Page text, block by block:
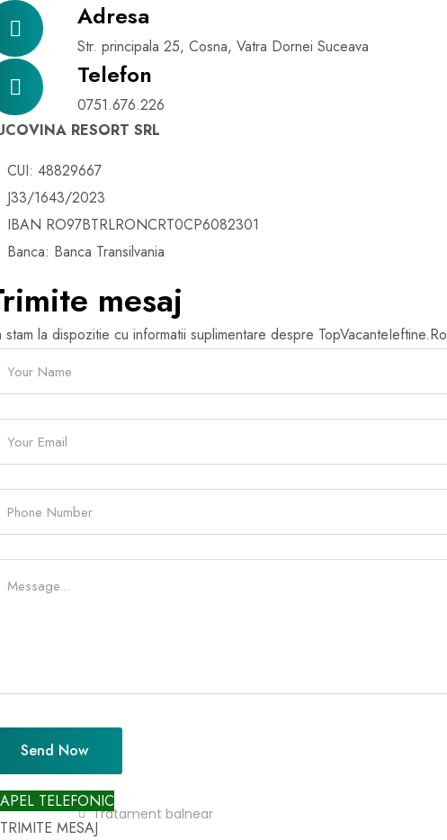
Adresa
Str. principala 25, Cosna, Vatra Dornei Suceava
Telefon
0751.676.226
RESORT SRL
CUI: 48829667
J33/1643/2023
IBAN RO97BTRLRONCRT0CP6082301
Banca: Banca Transilvania
mesaj
stam la dispozitie cu informatii suplimentare despre TopVacanteIeftine.Ro
Send Now
NAVIGARE
Top Cazari
Tratament balnear
APEL TELEFONIC
TRIMITE MESAJ